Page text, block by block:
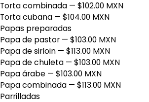
Torta combinada — $102.00 MXN
Torta cubana — $104.00 MXN
Papas preparadas
Papa de pastor — $103.00 MXN
Papa de sirloin — $113.00 MXN
Papa de chuleta — $103.00 MXN
Papa árabe — $103.00 MXN
Papa combinada — $113.00 MXN
Parrilladas